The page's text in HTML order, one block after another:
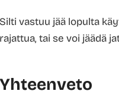
Silti vastuu jää lopulta
rajattua, tai se voi jäädä
Yhteenveto